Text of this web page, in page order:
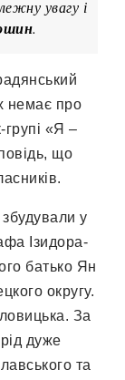
увагу і
.
немає про
групі «Я –
що
у
Ізидора-
батько Ян
округу.
За
дуже
та